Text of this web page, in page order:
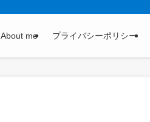
About me プライバシーポリシー